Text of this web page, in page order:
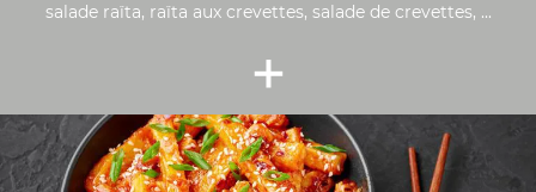
salade raïta, raïta aux crevettes, salade de crevettes, ...
+